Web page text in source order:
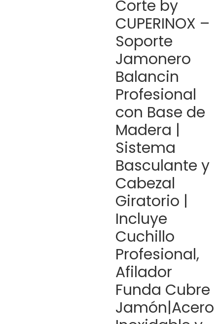
Corte by
CUPERINOX –
Soporte
Jamonero
Balancin
Profesional
con Base de
Madera |
Sistema
Basculante y
Cabezal
Giratorio |
Incluye
Cuchillo
Profesional,
Afilador
Funda Cubre
Jamón|Acero